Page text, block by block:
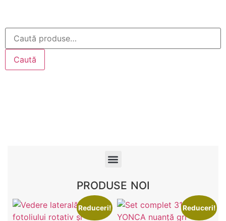
Caută
PRODUSE NOI
Reduceri! Reduceri!